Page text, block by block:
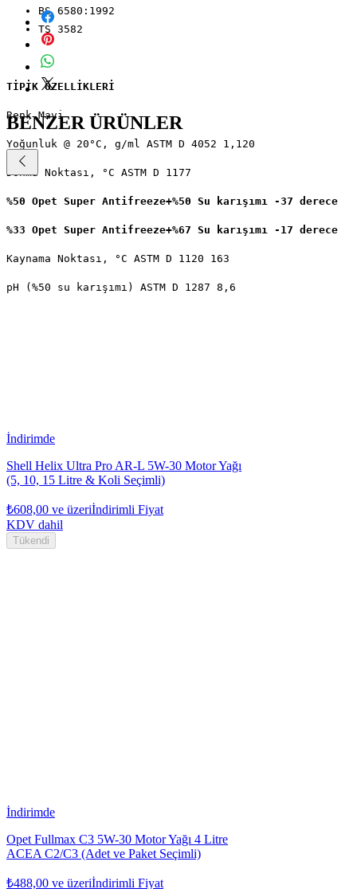
BS 6580:1992
TS 3582
TİPİK ÖZELLİKLERİ
Renk Mavi
Yoğunluk @ 20°C, g/ml ASTM D 4052 1,120
Donma Noktası, °C ASTM D 1177
%50 Opet Super Antifreeze+%50 Su karışımı -37 derece
%33 Opet Super Antifreeze+%67 Su karışımı -17 derece
Kaynama Noktası, °C ASTM D 1120 163
pH (%50 su karışımı) ASTM D 1287 8,6
Su karışımı -37 derece
%33 Opet Super Antifreeze+%67
TS 3582
BENZER ÜRÜNLER
İndirimde
Shell Helix Ultra Pro AR-L 5W-30 Motor Yağı
(5, 10, 15 Litre & Koli Seçimli)
₺608,00 ve üzeriİndirimli Fiyat
KDV dahil
Tükendi
İndirimde
Opet Fullmax C3 5W-30 Motor Yağı 4 Litre
ACEA C2/C3 (Adet ve Paket Seçimli)
₺488,00 ve üzeriİndirimli Fiyat